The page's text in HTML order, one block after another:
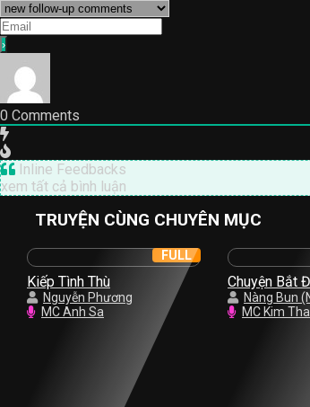
0 Comments
Inline Feedbacks
xem tất cả bình luận
TRUYỆN CÙNG CHUYÊN MỤC
Kiếp Tình Thù
Nguyễn Phương
MC Anh Sa
FULL
Chuyện Bắt
HồngNàng Bun
MC Kim